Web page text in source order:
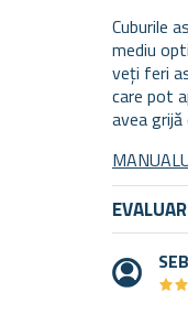
Cuburile
mediu
veți feri
care pot
avea
★★
★★